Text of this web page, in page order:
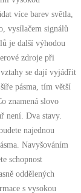
více barev světla,
vysílačem signálů
je další výhodou
zdroje při
se dají vyjádřit
pásma, tím větší
znamená slovo
není. Dva stavy.
najednou
Navyšováním
schopnost
oddělených
s vysokou